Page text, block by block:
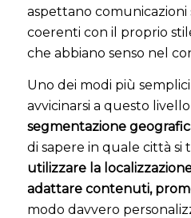
aspettano comunicazioni
coerenti con il proprio
che abbiano senso nel
Uno dei modi più
avvicinarsi a questo
segmentazione
di sapere in quale città si
utilizzare la
adattare contenuti,
modo davvero